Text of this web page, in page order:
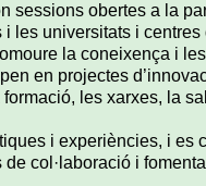
sessions obertes a la
les universitats i centres
la coneixença i
en projectes
les xarxes, la
i experiències, i es
col·laboració i